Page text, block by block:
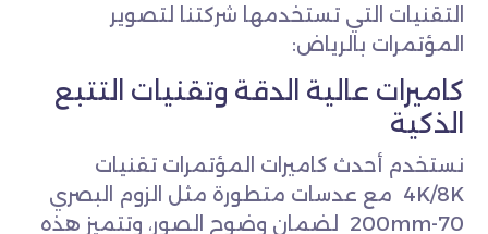
التقنيات التي تستخدمها شركتنا لتصوير
المؤتمرات بالرياض:
كاميرات عالية الدقة وتقنيات التتبع
الذكية
نستخدم أحدث كاميرات المؤتمرات تقنيات
4K/8K مع عدسات متطورة مثل الزوم البصري
70-200mm لضمان وضوح الصور، وتتميز هذه